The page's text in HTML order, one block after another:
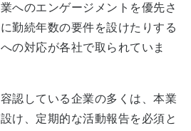
へのエンゲージメントを優先さ
勤続年数の要件を設けたりする
の対応が各社で取られていま
認している企業の多くは、本業
け、定期的な活動報告を必須と